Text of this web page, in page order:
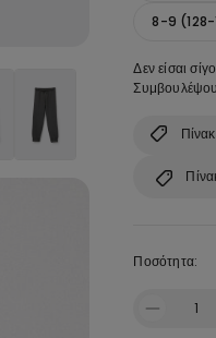
8-9
Δεν είσαι
Ποσότητα:
1